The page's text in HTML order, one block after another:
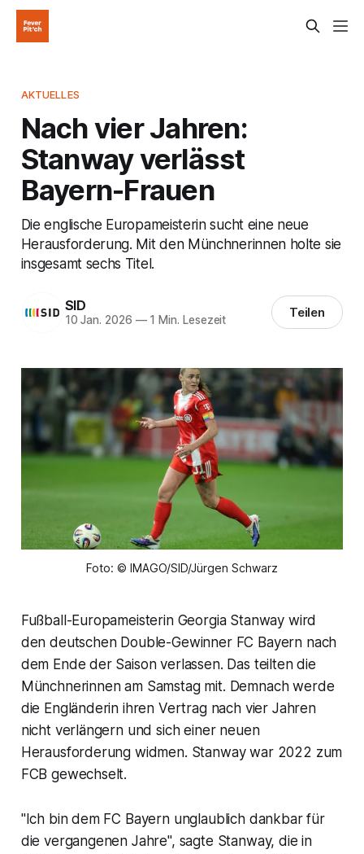
AKTUELLES
Nach vier Jahren:
Stanway verlässt
Bayern-Frauen
Die englische Europameisterin sucht eine neue
Herausforderung. Mit den Münchnerinnen holte sie
insgesamt sechs Titel.
SID
10 Jan. 2026 —1 Min. Lesezeit Teilen
Foto: © IMAGO/SID/Jürgen Schwarz
Fußball-Europameisterin Georgia Stanway wird
den deutschen Double-Gewinner FC Bayern nach
dem Ende der Saison verlassen. Das teilten die
Münchnerinnen am Samstag mit. Demnach werde
die Engländerin ihren Vertrag nach vier Jahren
nicht verlängern und sich einer neuen
Herausforderung widmen. Stanway war 2022 zum
FCB gewechselt.
"Ich bin dem FC Bayern unglaublich dankbar für
die vergangenen Jahre", sagte Stanway, die in